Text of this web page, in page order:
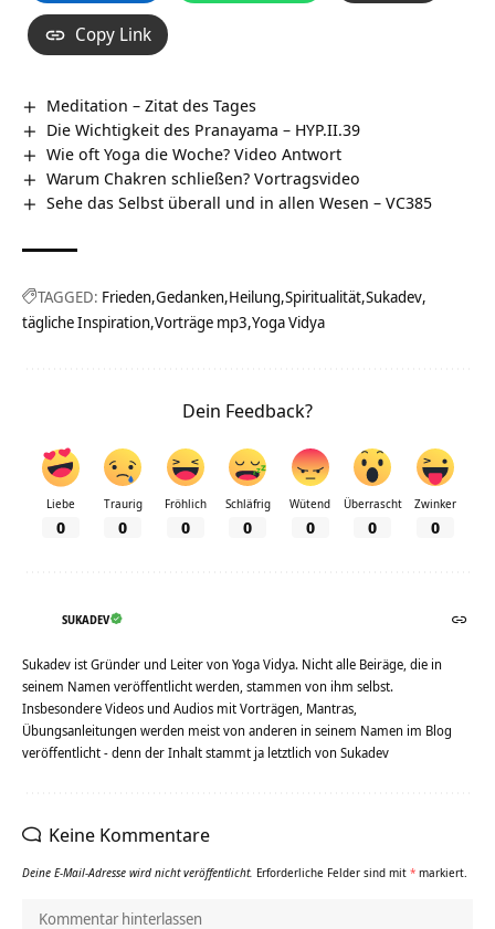
Copy Link
Meditation – Zitat des Tages
Die Wichtigkeit des Pranayama – HYP.II.39
Wie oft Yoga die Woche? Video Antwort
Warum Chakren schließen? Vortragsvideo
Sehe das Selbst überall und in allen Wesen – VC385
TAGGED: Frieden Gedanken Heilung Spiritualität Sukadev
tägliche Inspiration Vorträge mp3 Yoga Vidya
Dein Feedback?
Liebe
0
Traurig
0
Fröhlich
0
Schläfrig
0
Wütend
0
Überrascht
0
Zwinker
0
SUKADEV
Sukadev ist Gründer und Leiter von Yoga Vidya. Nicht alle Beiräge, die in
seinem Namen veröffentlicht werden, stammen von ihm selbst.
Insbesondere Videos und Audios mit Vorträgen, Mantras,
Übungsanleitungen werden meist von anderen in seinem Namen im Blog
veröffentlicht - denn der Inhalt stammt ja letztlich von Sukadev
Keine Kommentare
Deine E-Mail-Adresse wird nicht veröffentlicht. Erforderliche Felder sind mit * markiert.